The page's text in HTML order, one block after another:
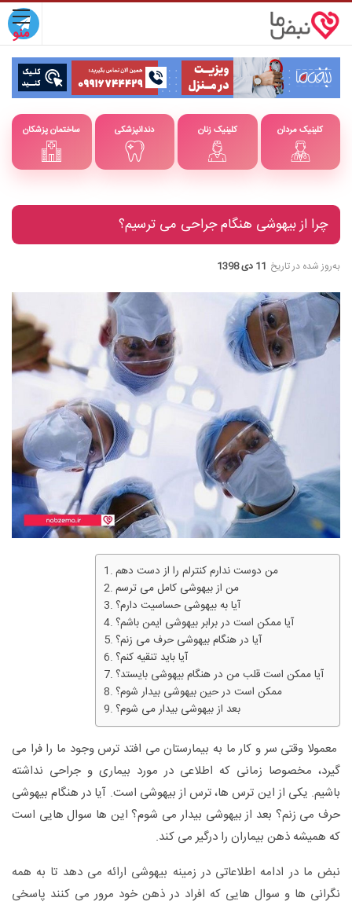
ساختمان پزشکان دندانپزشکی کلینیک زنان کلینیک مردان
چرا از بیهوشی هنگام جراحی می ترسیم؟
به‌روز شده در تاریخ 11 دی 1398
من دوست ندارم کنترلم را از دست دهم
من از بیهوشی کامل می ترسم
آیا به بیهوشی حساسیت دارم؟
آیا ممکن است در برابر بیهوشی ایمن باشم؟
آیا در هنگام بیهوشی حرف می زنم؟
آیا باید تنقیه کنم؟
آیا ممکن است قلب من در هنگام بیهوشی بایستد؟
ممکن است در حین بیهوشی بیدار شوم؟
بعد از بیهوشی بیدار می شوم؟
معمولا وقتی سر و کار ما به بیمارستان می افتد ترس وجود ما را فرا می
گیرد، مخصوصا زمانی که اطلاعی در مورد بیماری و جراحی نداشته
باشیم. یکی از این ترس ها، ترس از بیهوشی است. آیا در هنگام بیهوشی
حرف می زنم؟ بعد از بیهوشی بیدار می شوم؟ این ها سوال هایی است
که همیشه ذهن بیماران را درگیر می کند.
نبض ما در ادامه اطلاعاتی در زمینه بیهوشی ارائه می دهد تا به همه
نگرانی ها و سوال هایی که افراد در ذهن خود مرور می کنند پاسخی